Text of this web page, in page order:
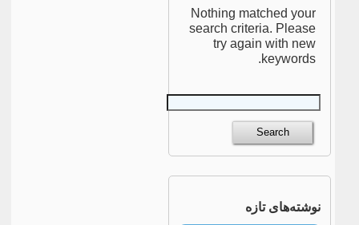
Nothing matched your
search criteria. Please
try again with new
keywords.
نوشته‌های تازه